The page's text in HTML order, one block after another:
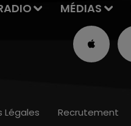
MÉDIAS
Légales Recrutement